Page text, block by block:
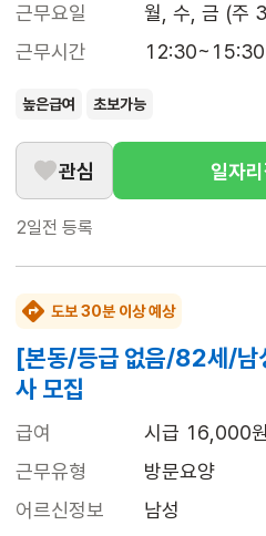
근무요일
월, 수, 금 (주
근무시간
12:30~15:30
높은급여 초보가능
관심 일자
2일전 등록
도보 30분 이상 예상
[본동/등급 없음/82세/남
사 모집
급여
시급 16,000원
근무유형
방문요양
어르신정보
남성